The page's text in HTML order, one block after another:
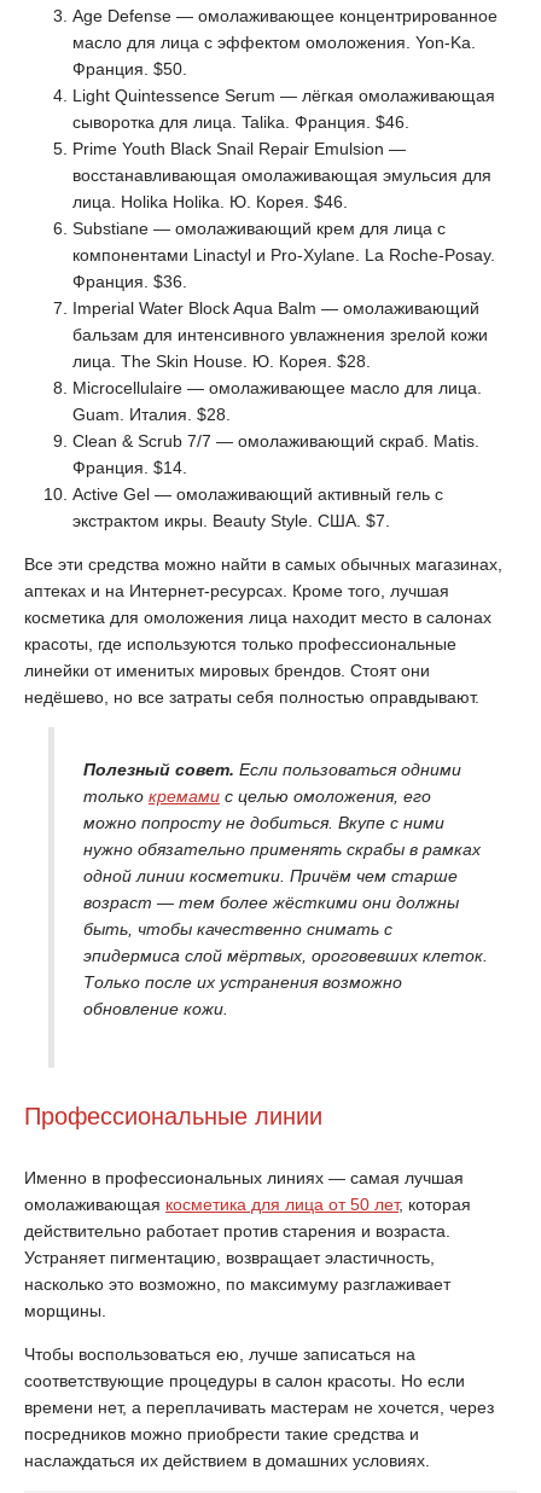
Age Defense — омолаживающее концентрированное
масло для лица с эффектом омоложения. Yon-Ka.
Франция. $50.
Light Quintessence Serum — лёгкая омолаживающая
сыворотка для лица. Talika. Франция. $46.
Prime Youth Black Snail Repair Emulsion —
восстанавливающая омолаживающая эмульсия для
лица. Holika Holika. Ю. Корея. $46.
Substiane — омолаживающий крем для лица с
компонентами Linactyl и Pro-Xylane. La Roche-Posay.
Франция. $36.
Imperial Water Block Aqua Balm — омолаживающий
бальзам для интенсивного увлажнения зрелой кожи
лица. The Skin House. Ю. Корея. $28.
Microcellulaire — омолаживающее масло для лица.
Guam. Италия. $28.
Clean & Scrub 7/7 — омолаживающий скраб. Matis.
Франция. $14.
Aсtive Gel — омолаживающий активный гель с
экстрактом икры. Beauty Style. США. $7.
Все эти средства можно найти в самых обычных магазинах,
аптеках и на Интернет-ресурсах. Кроме того, лучшая
косметика для омоложения лица находит место в салонах
красоты, где используются только профессиональные
линейки от именитых мировых брендов. Стоят они
недёшево, но все затраты себя полностью оправдывают.
Полезный совет. Если пользоваться одними
только кремами с целью омоложения, его
можно попросту не добиться. Вкупе с ними
нужно обязательно применять скрабы в рамках
одной линии косметики. Причём чем старше
возраст — тем более жёсткими они должны
быть, чтобы качественно снимать с
эпидермиса слой мёртвых, ороговевших клеток.
Только после их устранения возможно
обновление кожи.
Профессиональные линии
Именно в профессиональных линиях — самая лучшая
омолаживающая косметика для лица от 50 лет, которая
действительно работает против старения и возраста.
Устраняет пигментацию, возвращает эластичность,
насколько это возможно, по максимуму разглаживает
морщины.
Чтобы воспользоваться ею, лучше записаться на
соответствующие процедуры в салон красоты. Но если
времени нет, а переплачивать мастерам не хочется, через
посредников можно приобрести такие средства и
наслаждаться их действием в домашних условиях.